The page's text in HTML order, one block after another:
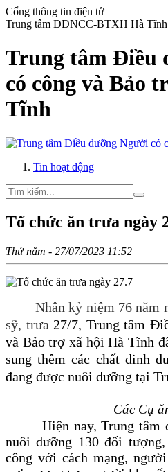
Cổng thông tin điện tử
Trung tâm ĐDNCC-BTXH Hà Tĩnh
Trung tâm Điều
có công và Bảo
Tĩnh
Tin hoạt động
Tổ chức ăn trưa ngày
Thứ năm - 27/07/2023 11:52
Nhân kỷ niệm 76 năm
sỹ, trưa 27/7, Trung tâm
và Bảo trợ xã hội Hà Tĩnh
sung thêm các chất dinh
đang được nuôi dưỡng tại
Các Cụ
Hiện nay, Trung tâm
nuôi dưỡng 130 đối
công với cách mạng,